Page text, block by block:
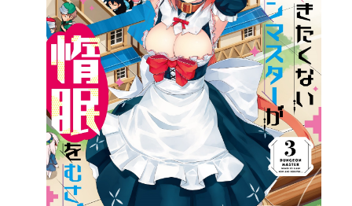
オーバーラップノベルスf ロサージュノベルス
コミックガルド コミッククリエ
リキューレ コミックパルフェ